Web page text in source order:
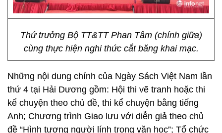
Thứ trưởng Bộ TT&TT Phan Tâm (chính giữa)
cùng thực hiện nghi thức cắt băng khai mạc.
Những nội dung chính của Ngày Sách Việt Nam lần
thứ 4 tại Hải Dương gồm: Hội thi vẽ tranh hoặc thi
kể chuyện theo chủ đề, thi kể chuyện bằng tiếng
Anh; Chương trình Giao lưu với diễn giả theo chủ
đề “Hình tượng người lính trong văn học”; Tổ chức